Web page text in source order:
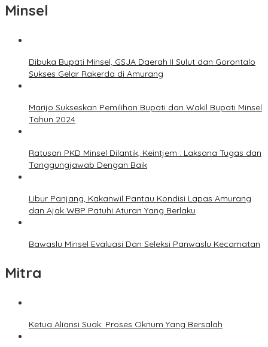
Minsel
Dibuka Bupati Minsel, GSJA Daerah II Sulut dan Gorontalo
Sukses Gelar Rakerda di Amurang
Marijo Sukseskan Pemilihan Bupati dan Wakil Bupati Minsel
Tahun 2024
Ratusan PKD Minsel Dilantik, Keintjem : Laksana Tugas dan
Tanggungjawab Dengan Baik
Libur Panjang, Kakanwil Pantau Kondisi Lapas Amurang
dan Ajak WBP Patuhi Aturan Yang Berlaku
Bawaslu Minsel Evaluasi Dan Seleksi Panwaslu Kecamatan
Mitra
Ketua Aliansi Suak: Proses Oknum Yang Bersalah